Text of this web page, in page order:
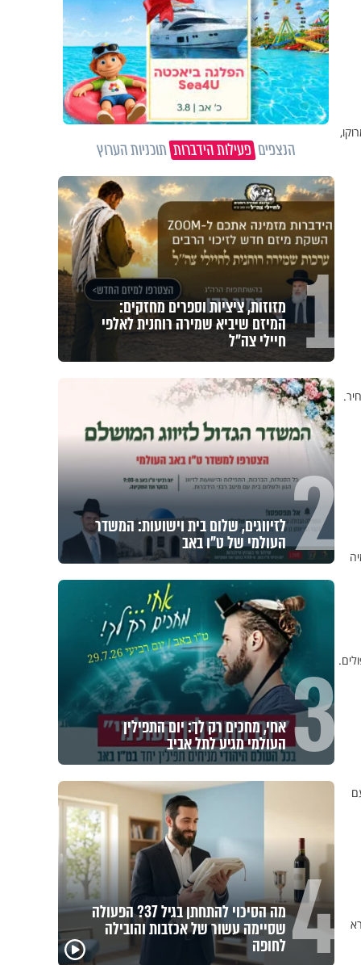
הנצפיםפעילות הידברותתוכניות הערוץ
1 מזוזות, ציציות וספרים מחזקים:
המיזם שיביא שמירה רוחנית לאלפי
חיילי צה"ל
2 לזיווגים, שלום בית וישועות: המשדר
העולמי של ט"ו באב
3 אחי, מחכים רק לך: יום התפילין
העולמי מגיע לתל אביב
4 מה הסיכוי להתחתן בגיל 37? הפעולה
שסיימה עשור של אכזבות והובילה
לחופה
במבט לאחור - האם
איך ייתכן שיש אנשים